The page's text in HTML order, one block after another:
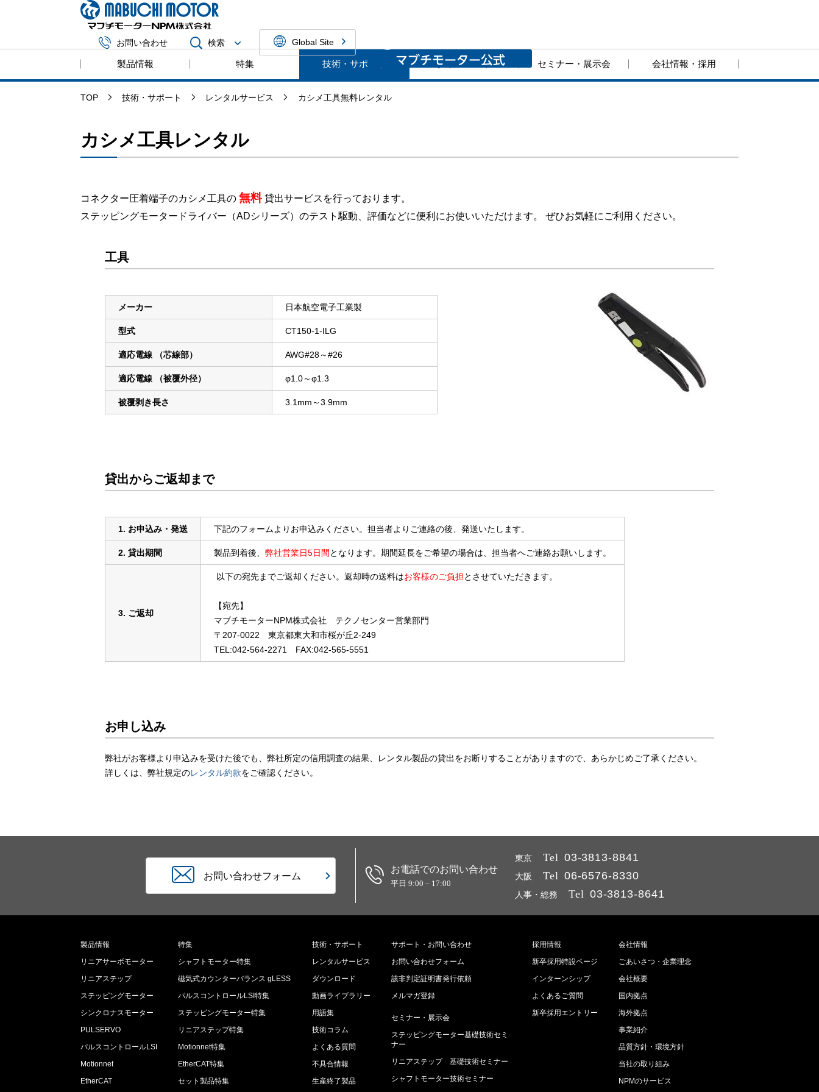
お問い合わせ 検索 Global Site
製品情報 特集 技術・サポート ダウンロード セミナー・展示会 会社情報・採用
TOP 技術・サポート レンタルサービス カシメ工具無料レンタル
カシメ工具レンタル
コネクター圧着端子のカシメ工具の 無料 貸出サービスを行っております。
ステッピングモータードライバー（ADシリーズ）のテスト駆動、評価などに便利にお使いいただけます。 ぜひお気軽にご利用ください。
工具
メーカー 日本航空電子工業製
型式 CT150-1-ILG
適応電線 （芯線部） AWG#28～#26
適応電線 （被覆外径） φ1.0～φ1.3
被覆剥き長さ 3.1mm～3.9mm
貸出からご返却まで
1. お申込み・発送 下記のフォームよりお申込みください。担当者よりご連絡の後、発送いたします。
2. 貸出期間 製品到着後、 弊社営業日5日間 となります。期間延長をご希望の場合は、担当者へご連絡お願いします。
3. ご返却
以下の宛先までご返却ください。返却時の送料はお客様のご負担 とさせていただきます。
【宛先】
マブチモーターNPM株式会社 テクノセンター営業部門
〒207-0022 東京都東大和市桜が丘2-249
TEL:042-564-2271 FAX:042-565-5551
お申し込み
弊社がお客様より申込みを受けた後でも、弊社所定の信用調査の結果、レンタル製品の貸出をお断りすることがありますので、あらかじめご了承ください。
詳しくは、弊社規定のレンタル約款をご確認ください。
お問い合わせフォーム
お電話でのお問い合わせ
平日 9:00 – 17:00
東京 Tel 03-3813-8841
大阪 Tel 06-6576-8330
人事・総務 Tel 03-3813-8641
製品情報
リニアサーボモーター
リニアステップ
ステッピングモーター
シンクロナスモーター
PULSERVO
パルスコントロールLSI
Motionnet
EtherCAT
特集
シャフトモーター特集
磁気式カウンターバランス gLESS
パルスコントロールLSI特集
ステッピングモーター特集
リニアステップ特集
Motionnet特集
EtherCAT特集
セット製品特集
技術・サポート
レンタルサービス
ダウンロード
動画ライブラリー
用語集
技術コラム
よくある質問
不具合情報
生産終了製品
サポート・お問い合わせ
お問い合わせフォーム
該非判定証明書発行依頼
メルマガ登録
セミナー・展示会
ステッピングモーター基礎技術セミ
ナー
リニアステップ 基礎技術セミナー
シャフトモーター技術セミナー
採用情報
新卒採用特設ページ
インターンシップ
よくあるご質問
新卒採用エントリー
会社情報
ごあいさつ・企業理念
会社概要
国内拠点
海外拠点
事業紹介
品質方針・環境方針
当社の取り組み
NPMのサービス